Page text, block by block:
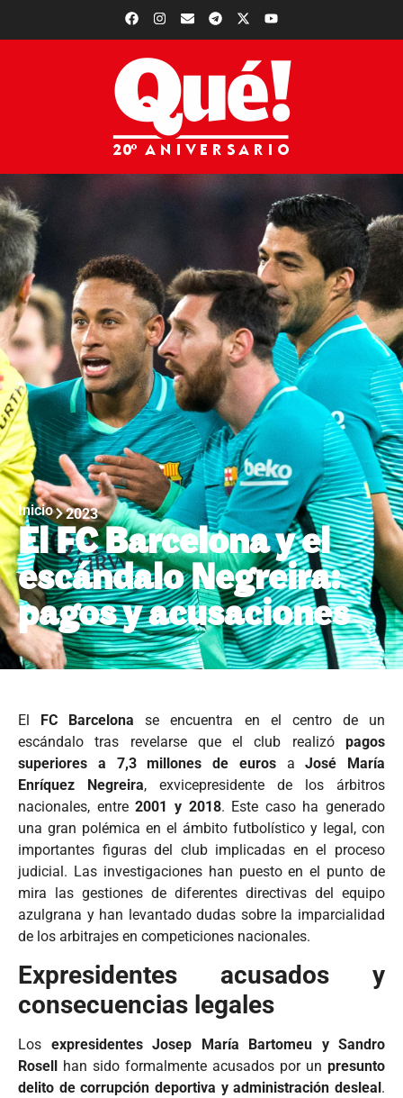
Inicio 2023
El FC Barcelona y el
escándalo Negreira:
pagos y acusaciones
El FC Barcelona se encuentra en el centro de un
escándalo tras revelarse que el club realizó pagos
superiores a 7,3 millones de eurosaJosé María
Enríquez Negreira, exvicepresidente de los árbitros
nacionales, entre2001 y 2018. Este caso ha generado
una gran polémica en el ámbito futbolístico y legal, con
importantes figuras del club implicadas en el proceso
judicial. Las investigaciones han puesto en el punto de
mira las gestiones de diferentes directivas del equipo
azulgrana y han levantado dudas sobre la imparcialidad
de los arbitrajes en competiciones nacionales.
Expresidentes acusados y
consecuencias legales
Los expresidentes Josep María Bartomeu y Sandro
Rosell
han sido formalmente acusados por un presunto
delito de corrupción deportiva y administración desleal .